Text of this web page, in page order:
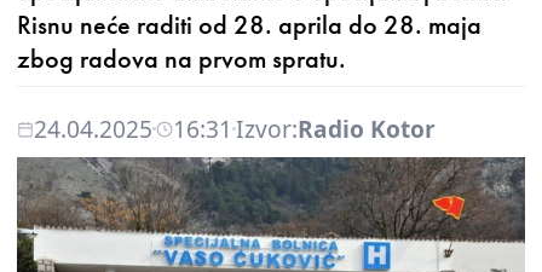
Risnu neće raditi od 28. aprila do 28. maja
zbog radova na prvom spratu.
24.04.2025 16:31 Izvor:Radio Kotor